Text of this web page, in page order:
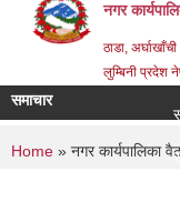
नगर
ठाडा, अर्घाखाँची
लुम्बिनी प्रदेश
समाचार
You are
Home » नगर कार्यपालिका